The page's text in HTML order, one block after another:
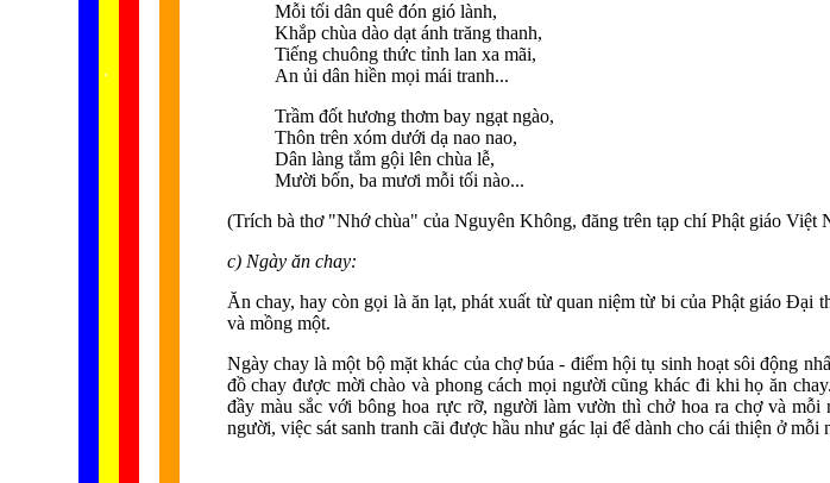
.
Mỗi tối dân quê đón gió lành,
Khắp chùa dào dạt ánh trăng thanh,
Tiếng chuông thức tỉnh lan xa mãi,
An ủi dân hiền mọi mái tranh...
Trầm đốt hương thơm bay ngạt ngào,
Thôn trên xóm dưới dạ nao nao,
Dân làng tắm gội lên chùa lễ,
Mười bốn, ba mươi mỗi tối nào...
(Trích bà thơ "Nhớ chùa" của Nguyên Không, đăng trên tạp chí Phật giáo Việt
c) Ngày ăn chay:
Ăn chay, hay còn gọi là ăn lạt, phát xuất từ quan niệm từ bi của Phật giáo Đại
và mồng một.
Ngày chay là một bộ mặt khác của chợ búa - điểm hội tụ sinh hoạt sôi động
đồ chay được mời chào và phong cách mọi người cũng khác đi khi họ ăn
đầy màu sắc với bông hoa rực rỡ, người làm vườn thì chở hoa ra chợ và
người, việc sát sanh tranh cãi được hầu như gác lại để dành cho cái thiện ở mỗi